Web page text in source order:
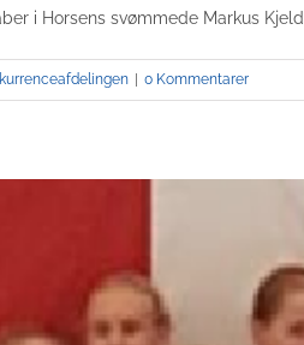
i Horsens svømmede Markus
| 0 Kommentarer